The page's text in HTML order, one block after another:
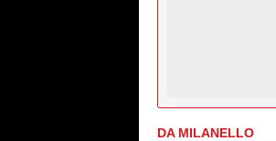
DA MILANELLO